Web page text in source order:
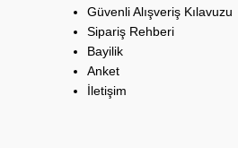
Güvenli Alışveriş Kılavuzu
Sipariş Rehberi
Bayilik
Anket
İletişim